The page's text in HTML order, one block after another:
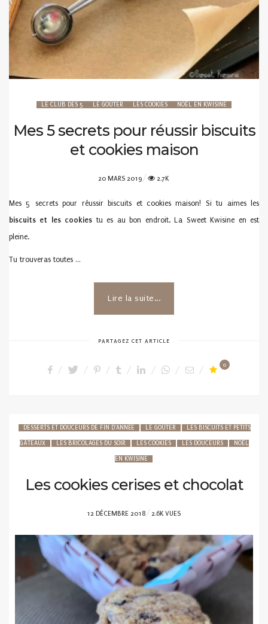
LE CLUB DES 5 LE GOÛTER LES COOKIES NOËL EN KWISINE
Mes 5 secrets pour réussir biscuits
et cookies maison
POSTED
20 MARS 2019 2.7K
Mes 5 secrets pour réussir biscuits et cookies maison! Si tu aimes les
biscuits et les cookiestu es au bon endroit. La Sweet Kwisine en est
pleine.
Tu trouveras toutes …
Lire la suite...
PARTAGEZ CET ARTICLE
0
DESSERTS ET DOUCEURS DE FIN D'ANNÉE LE GOÛTER LES BISCUITS ET PETITS
GÂTEAUX LES BRICOLAGES DU SOIR LES COOKIES LES DOUCEURS NOËL
EN KWISINE
Les cookies cerises et chocolat
POSTED
12 DÉCEMBRE 2018 2.6K VUES